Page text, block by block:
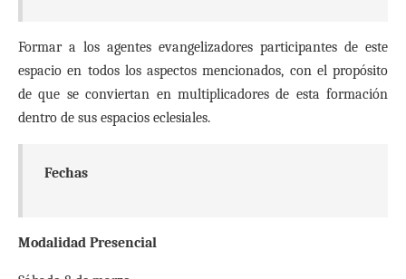
Formar a los agentes evangelizadores participantes de este
espacio en todos los aspectos mencionados, con el propósito
de que se conviertan en multiplicadores de esta formación
dentro de sus espacios eclesiales.
Fechas
Modalidad Presencial